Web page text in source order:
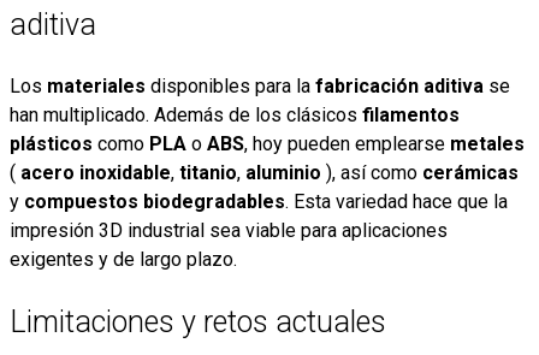
aditiva
Los materiales disponibles para la fabricación aditiva se
han multiplicado. Además de los clásicos filamentos
plásticos como PLA o ABS, hoy pueden emplearse metales
( acero inoxidable, titanio, aluminio ), así como cerámicas
y compuestos biodegradables. Esta variedad hace que la
impresión 3D industrial sea viable para aplicaciones
exigentes y de largo plazo.
Limitaciones y retos actuales